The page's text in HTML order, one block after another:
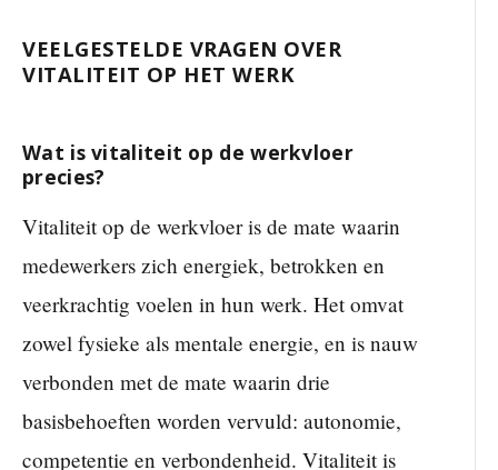
VEELGESTELDE VRAGEN OVER
VITALITEIT OP HET WERK
Wat is vitaliteit op de werkvloer
precies?
Vitaliteit op de werkvloer is de mate waarin
medewerkers zich energiek, betrokken en
veerkrachtig voelen in hun werk. Het omvat
zowel fysieke als mentale energie, en is nauw
verbonden met de mate waarin drie
basisbehoeften worden vervuld: autonomie,
competentie en verbondenheid. Vitaliteit is